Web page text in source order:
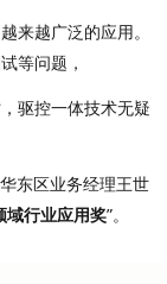
来越广泛的应用。
等问题，
驱控一体技术无疑
东区业务经理王世
域行业应用奖”。